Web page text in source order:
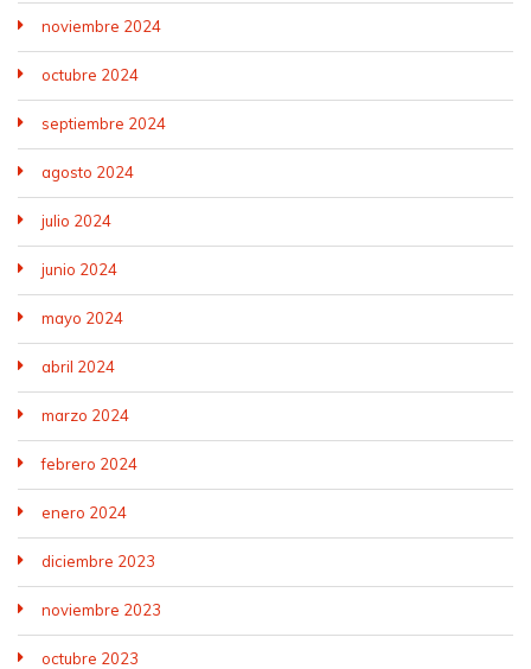
noviembre 2024
octubre 2024
septiembre 2024
agosto 2024
julio 2024
junio 2024
mayo 2024
abril 2024
marzo 2024
febrero 2024
enero 2024
diciembre 2023
noviembre 2023
octubre 2023